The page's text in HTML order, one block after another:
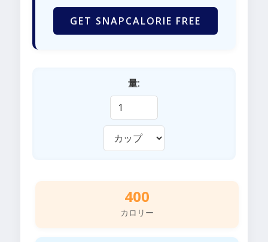
GET SNAPCALORIE FREE
量:
400
カロリー